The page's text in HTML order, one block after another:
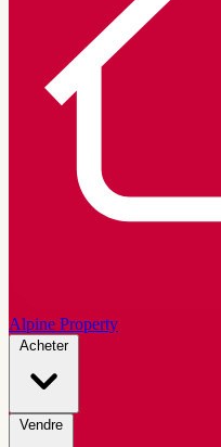
Alpine Property
Acheter
Vendre